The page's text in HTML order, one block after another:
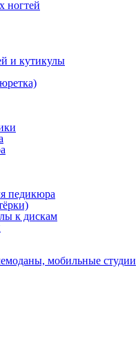
ногтей
и кутикулы
педикюра
к дискам
мобильные студии